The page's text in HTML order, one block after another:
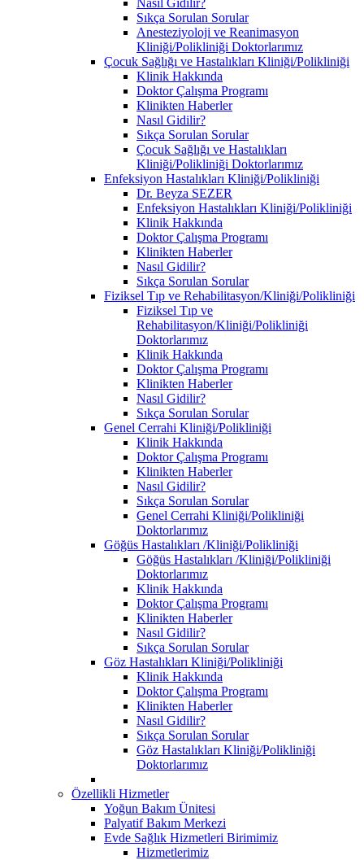
Sıkça Sorulan Sorular
Anesteziyoloji ve Reanimasyon
Kliniği/Polikliniği Doktorlarımız
Çocuk Sağlığı ve Hastalıkları Kliniği/Polikliniği
Klinik Hakkında
Doktor Çalışma Programı
Klinikten Haberler
Nasıl Gidilir?
Sıkça Sorulan Sorular
Çocuk Sağlığı ve Hastalıkları
Kliniği/Polikliniği Doktorlarımız
Enfeksiyon Hastalıkları Kliniği/Polikliniği
Dr. Beyza SEZER
Enfeksiyon Hastalıkları Kliniği/Polikliniği
Klinik Hakkında
Doktor Çalışma Programı
Klinikten Haberler
Nasıl Gidilir?
Sıkça Sorulan Sorular
Fiziksel Tıp ve Rehabilitasyon/Kliniği/Polikliniği
Fiziksel Tıp ve
Rehabilitasyon/Kliniği/Polikliniği
Doktorlarımız
Klinik Hakkında
Doktor Çalışma Programı
Klinikten Haberler
Nasıl Gidilir?
Sıkça Sorulan Sorular
Genel Cerrahi Kliniği/Polikliniği
Klinik Hakkında
Doktor Çalışma Programı
Klinikten Haberler
Nasıl Gidilir?
Sıkça Sorulan Sorular
Genel Cerrahi Kliniği/Polikliniği
Doktorlarımız
Göğüs Hastalıkları /Kliniği/Polikliniği
Göğüs Hastalıkları /Kliniği/Polikliniği
Doktorlarımız
Klinik Hakkında
Doktor Çalışma Programı
Klinikten Haberler
Nasıl Gidilir?
Sıkça Sorulan Sorular
Göz Hastalıkları Kliniği/Polikliniği
Klinik Hakkında
Doktor Çalışma Programı
Klinikten Haberler
Nasıl Gidilir?
Sıkça Sorulan Sorular
Göz Hastalıkları Kliniği/Polikliniği
Doktorlarımız
Özellikli Hizmetler
Yoğun Bakım Ünitesi
Palyatif Bakım Merkezi
Evde Sağlık Hizmetleri Birimimiz
Hizmetlerimiz